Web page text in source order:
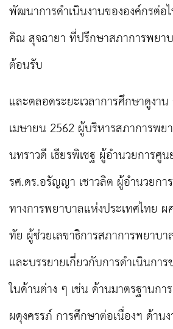
พัฒนาการดำเนินงานขององค์กรต่อ
คิณ สุจฉายา ที่ปรึกษาสภาการพยา
ต้อนรับ
และตลอดระยะเวลาการศึกษาดูงา
เมษายน 2562ผู้บริหารสภาการพย
นทราวดี เธียรพิเชฐ ผู้อำนวยการศู
รศ.ดร.อรัญญา เชาวลิต ผู้อำนวยกา
ทางการพยาบาลแห่งประเทศไทย
ทัย ผู้ช่วยเลขาธิการสภาการพยาบ
และบรรยายเกี่ยวกับการดำเนินกา
ในด้านต่าง ๆ เช่น ด้านมาตรฐานก
ผดุงครรภ์ การศึกษาต่อเนื่องฯ ด้าน